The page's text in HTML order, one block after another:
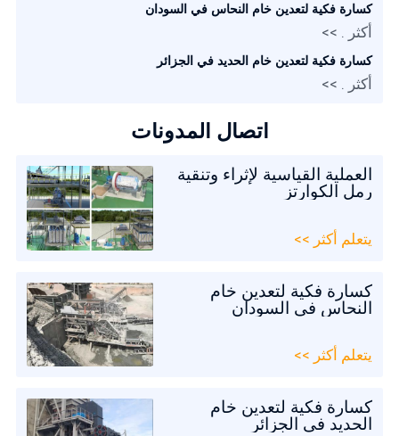
كسارة فكية لتعدين خام النحاس في السودان
أكثر . >>
كسارة فكية لتعدين خام الحديد في الجزائر
أكثر . >>
اتصال المدونات
العملية القياسية لإثراء وتنقية
رمل الكوارتز
يتعلم أكثر >>
كسارة فكية لتعدين خام
النحاس في السودان
يتعلم أكثر >>
كسارة فكية لتعدين خام
الحديد في الجزائر